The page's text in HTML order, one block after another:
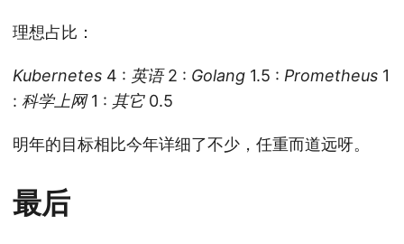
理想占比：
Kubernetes 4 : 英语2 : Golang 1.5 : Prometheus 1
: 科学上网1 : 其它0.5
明年的目标相比今年详细了不少，任重而道远呀。
最后